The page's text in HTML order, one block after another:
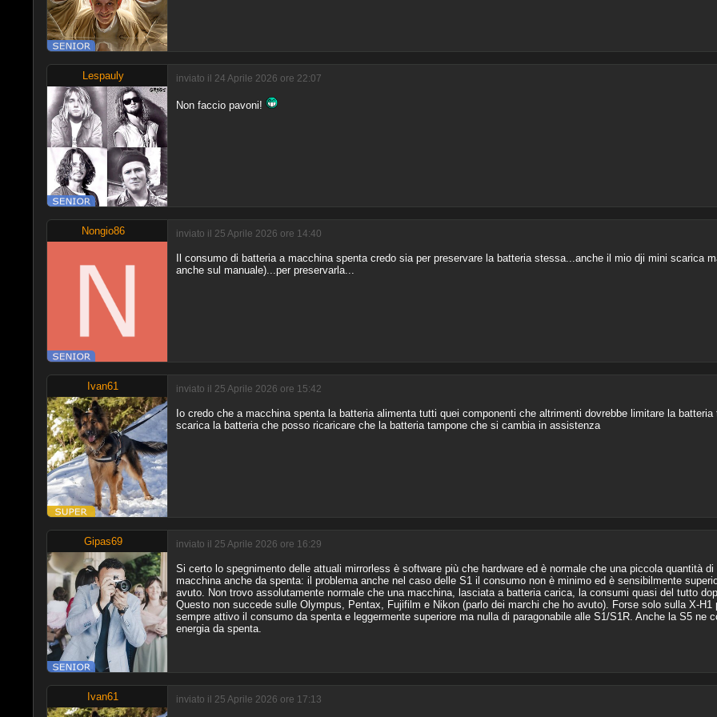
Lespauly inviato il 24 Aprile 2026 ore 22:07
Non faccio pavoni!
Nongio86 inviato il 25 Aprile 2026 ore 14:40
Il consumo di batteria a macchina spenta credo sia per preservare la batteria stessa...anche il mio dji mini scarica
anche sul manuale)...per preservarla...
Ivan61 inviato il 25 Aprile 2026 ore 15:42
Io credo che a macchina spenta la batteria alimenta tutti quei componenti che altrimenti dovrebbe limitare la
scarica la batteria che posso ricaricare che la batteria tampone che si cambia in assistenza
Gipas69 inviato il 25 Aprile 2026 ore 16:29
Si certo lo spegnimento delle attuali mirrorless è software più che hardware ed è normale che una piccola quantità
macchina anche da spenta: il problema anche nel caso delle S1 il consumo non è minimo ed è sensibilmente
avuto. Non trovo assolutamente normale che una macchina, lasciata a batteria carica, la consumi quasi del tutto
Questo non succede sulle Olympus, Pentax, Fujifilm e Nikon (parlo dei marchi che ho avuto). Forse solo sulla X-H1
sempre attivo il consumo da spenta e leggermente superiore ma nulla di paragonabile alle S1/S1R. Anche la S5 ne
energia da spenta.
Ivan61 inviato il 25 Aprile 2026 ore 17:13